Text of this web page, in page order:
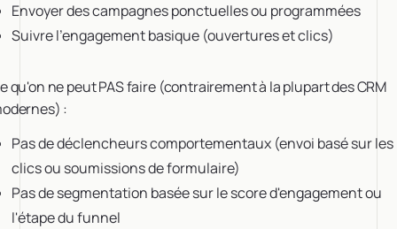
Envoyer des campagnes ponctuelles ou programmées
Suivre l'engagement basique (ouvertures et clics)
qu'on ne peut PAS faire (contrairement à la plupart des CRM
:
Pas de déclencheurs comportementaux (envoi basé sur les
clics ou soumissions de formulaire)
Pas de segmentation basée sur le score d'engagement ou
l'étape du funnel